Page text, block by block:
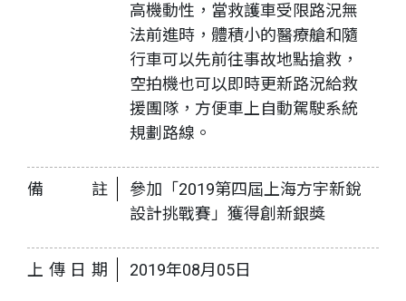
高機動性，當救護車受限路況無
法前進時，體積小的醫療艙和隨
行車可以先前往事故地點搶救，
空拍機也可以即時更新路況給救
援團隊，方便車上自動駕駛系統
規劃路線。
備註
參加「2019第四屆上海方宇新銳
設計挑戰賽」獲得創新銀獎
上傳日期 2019年08月05日